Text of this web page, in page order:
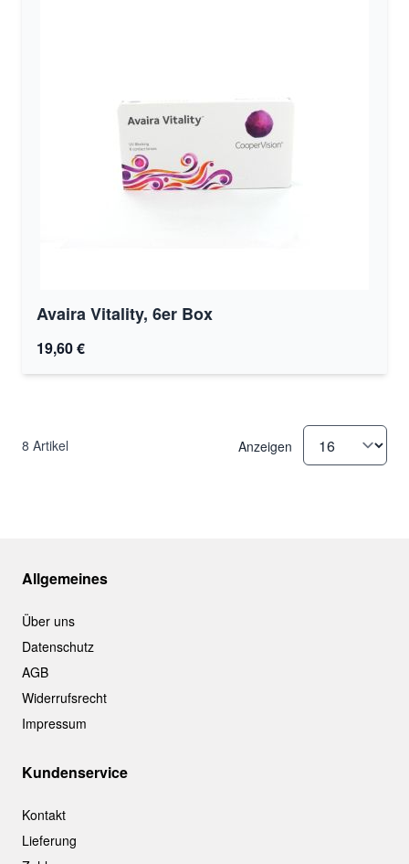
Avaira Vitality, 6er Box
19,60 €
8 Artikel Anzeigen
Allgemeines
Über uns
Datenschutz
AGB
Widerrufsrecht
Impressum
Kundenservice
Kontakt
Lieferung